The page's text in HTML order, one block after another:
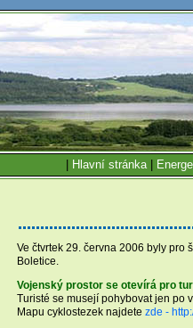
Hlavní stránka|
Ve čtvrtek 29. června 2006 byly pro
Boletice.
Vojenský prostor se otevírá pro
Turisté se musejí pohybovat jen po
Mapu cyklostezek najdete zde -